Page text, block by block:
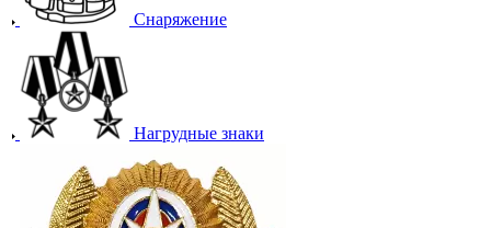
Снаряжение
Нагрудные знаки